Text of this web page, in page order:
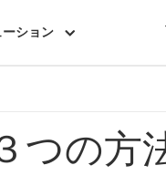
ーション
ー 無料トライアル
つの方